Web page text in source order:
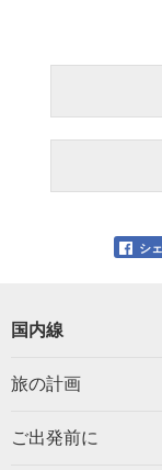
シ
国内線
旅の計画
ご出発前に